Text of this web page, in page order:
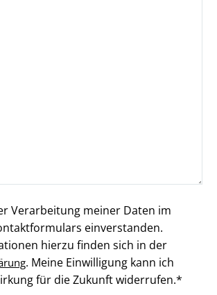
Verarbeitung meiner Daten im
einverstanden.
hierzu finden sich in der
. Meine Einwilligung kann ich
für die Zukunft widerrufen.*